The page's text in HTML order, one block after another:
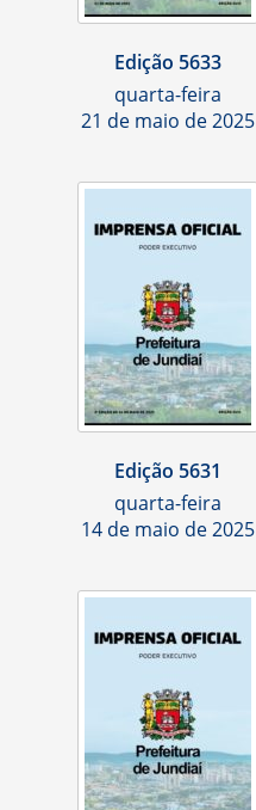
Edição 5633
quarta-feira
21 de maio de 2025
Edição 5631
quarta-feira
14 de maio de 2025